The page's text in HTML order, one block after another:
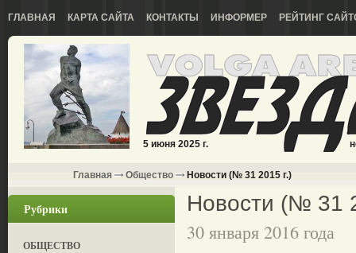
ГЛАВНАЯ КАРТА САЙТА КОНТАКТЫ ИНФОРМЕР РЕЙТИНГ
5 июня 2025 г.
Главная Общество Новости (№ 31 2015 г.)
Рубрики
ОБЩЕСТВО
Новости (№ 31
30 января 2016 года